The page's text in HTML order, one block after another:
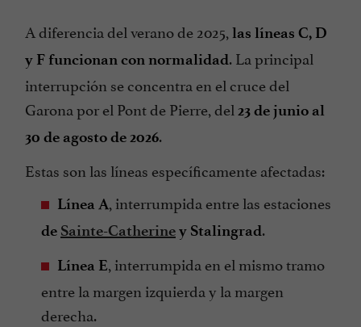
A diferencia del verano de 2025, las líneas C, D
y F funcionan con normalidad. La principal
interrupción se concentra en el cruce del
Garona por el Pont de Pierre, del 23 de junio al
30 de agosto de 2026.
Estas son las líneas específicamente afectadas:
Línea A, interrumpida entre las estaciones
de Sainte-Catheriney Stalingrad.
Línea E, interrumpida en el mismo tramo
entre la margen izquierda y la margen
derecha.